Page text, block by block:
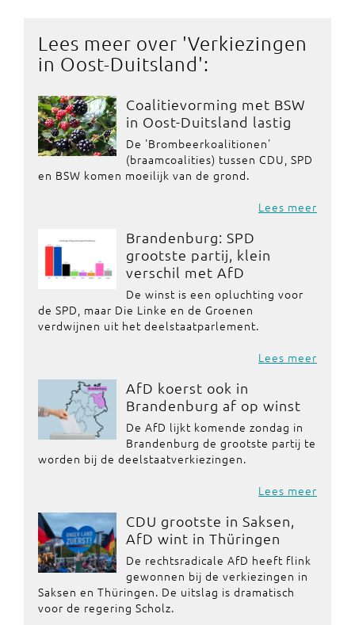
Lees meer over 'Verkiezingen
in Oost-Duitsland':
Coalitievorming met BSW
in Oost-Duitsland lastig
De 'Brombeerkoalitionen'
(braamcoalities) tussen CDU, SPD
en BSW komen moeilijk van de grond.
Lees meer
Brandenburg: SPD
grootste partij, klein
verschil met AfD
De winst is een opluchting voor
de SPD, maar Die Linke en de Groenen
verdwijnen uit het deelstaatparlement.
Lees meer
AfD koerst ook in
Brandenburg af op winst
De AfD lijkt komende zondag in
Brandenburg de grootste partij te
worden bij de deelstaatverkiezingen.
Lees meer
CDU grootste in Saksen,
AfD wint in Thüringen
De rechtsradicale AfD heeft flink
gewonnen bij de verkiezingen in
Saksen en Thüringen. De uitslag is dramatisch
voor de regering Scholz.